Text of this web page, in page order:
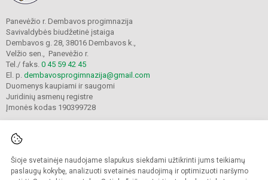
Šioje svetainėje naudojame slapukus siekdami užtikrinti jums teikiamų
paslaugų kokybę, analizuoti svetainės naudojimą ir optimizuoti naršymo
Panevėžio r. Dembavos progimnazija
Savivaldybės biudžetinė įstaiga
Dembavos g. 28, 38016 Dembavos k.,
Velžio sen., Panevėžio r.
Tel./ faks. 0 45 59 42 45
El. p. dembavosprogimnazija@gmail.com
Duomenys kaupiami ir saugomi
Juridinių asmenų registre
Įmonės kodas 190399728
© 2021. Panevėžio r. Dembavos progimnazija. Visos teisės saugomos.
Kopijuoti turinį be raštiško progimnazijos sutikimo griežtai draudžiama.